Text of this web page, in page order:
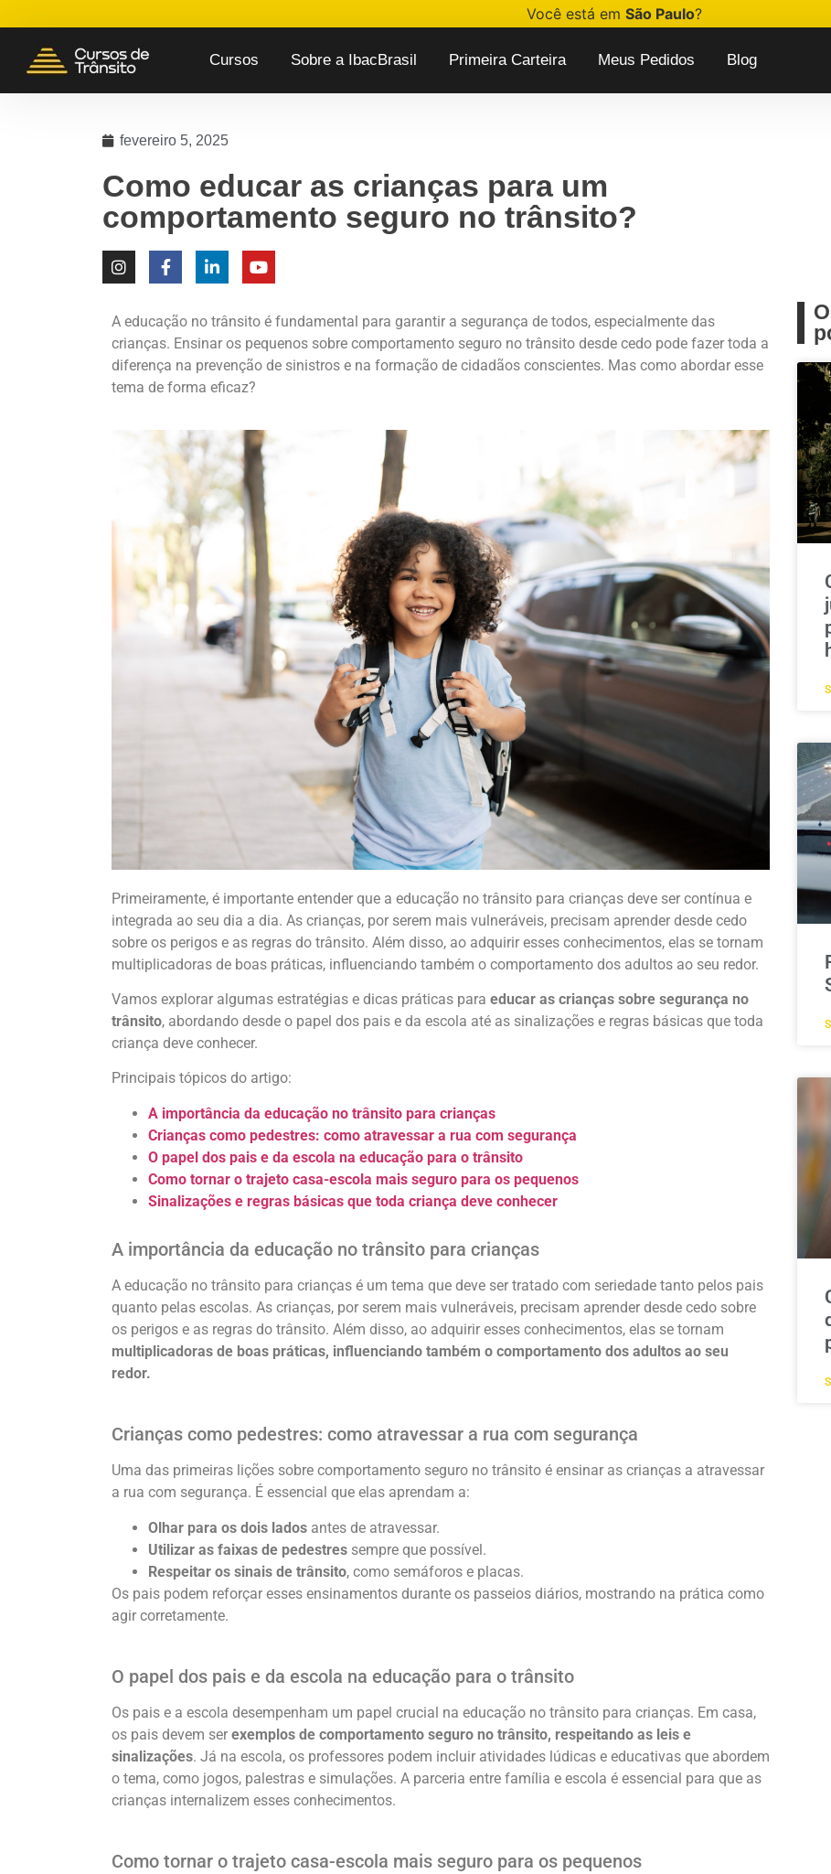
Você está em São Paulo?
Cursos Sobre a IbacBrasil Primeira Carteira Meus Pedidos Blog
fevereiro 5, 2025
Como educar as crianças para um
comportamento seguro no trânsito?
A educação no trânsito é fundamental para garantir a segurança de todos, especialmente das
crianças. Ensinar os pequenos sobre comportamento seguro no trânsito desde cedo pode fazer toda a
diferença na prevenção de sinistros e na formação de cidadãos conscientes. Mas como abordar esse
tema de forma eficaz?
Primeiramente, é importante entender que a educação no trânsito para crianças deve ser contínua e
integrada ao seu dia a dia. As crianças, por serem mais vulneráveis, precisam aprender desde cedo
sobre os perigos e as regras do trânsito. Além disso, ao adquirir esses conhecimentos, elas se tornam
multiplicadoras de boas práticas, influenciando também o comportamento dos adultos ao seu redor.
Vamos explorar algumas estratégias e dicas práticas para educar as crianças sobre segurança no
trânsito, abordando desde o papel dos pais e da escola até as sinalizações e regras básicas que toda
criança deve conhecer.
Principais tópicos do artigo:
A importância da educação no trânsito para crianças
Crianças como pedestres: como atravessar a rua com segurança
O papel dos pais e da escola na educação para o trânsito
Como tornar o trajeto casa-escola mais seguro para os pequenos
Sinalizações e regras básicas que toda criança deve conhecer
A importância da educação no trânsito para crianças
A educação no trânsito para crianças é um tema que deve ser tratado com seriedade tanto pelos pais
quanto pelas escolas. As crianças, por serem mais vulneráveis, precisam aprender desde cedo sobre
os perigos e as regras do trânsito. Além disso, ao adquirir esses conhecimentos, elas se tornam
multiplicadoras de boas práticas, influenciando também o comportamento dos adultos ao seu
redor.
Crianças como pedestres: como atravessar a rua com segurança
Uma das primeiras lições sobre comportamento seguro no trânsito é ensinar as crianças a atravessar
a rua com segurança. É essencial que elas aprendam a:
Olhar para os dois lados antes de atravessar.
Utilizar as faixas de pedestres sempre que possível.
Respeitar os sinais de trânsito, como semáforos e placas.
Os pais podem reforçar esses ensinamentos durante os passeios diários, mostrando na prática como
agir corretamente.
O papel dos pais e da escola na educação para o trânsito
Os pais e a escola desempenham um papel crucial na educação no trânsito para crianças. Em casa,
os pais devem ser exemplos de comportamento seguro no trânsito, respeitando as leis e
sinalizações. Já na escola, os professores podem incluir atividades lúdicas e educativas que abordem
o tema, como jogos, palestras e simulações. A parceria entre família e escola é essencial para que as
crianças internalizem esses conhecimentos.
Como tornar o trajeto casa-escola mais seguro para os pequenos